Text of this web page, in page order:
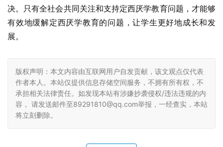
决。只有全社会共同关注和支持定西厌学教育问题，才能够
有效地缓解定西厌学教育的问题，让学生更好地成长和发
展。
版权声明：本文内容由互联网用户自发贡献，该文观点仅代表
作者本人。本站仅提供信息存储空间服务，不拥有所有权，不
承担相关法律责任。如发现本站有涉嫌抄袭侵权/违法违规的内
容， 请发送邮件至89291810@qq.com举报，一经查实，本站
将立刻删除。